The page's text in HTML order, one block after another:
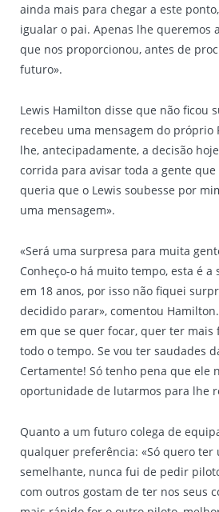
ainda mais para chegar a este
igualar o pai. Apenas lhe queremos
que nos proporcionou, antes de
futuro».
Lewis Hamilton disse que não ficou
recebeu uma mensagem do próprio
lhe, antecipadamente, a decisão
corrida para avisar toda a gente
queria que o Lewis soubesse por
uma mensagem».
«Será uma surpresa para muita
Conheço-o há muito tempo, esta é
em 18 anos, por isso não fiquei
decidido parar», comentou
em que se quer focar, quer ter mais
todo o tempo. Se vou ter saudades
Certamente! Só tenho pena que ele
oportunidade de lutarmos para lhe
Quanto a um futuro colega de
qualquer preferência: «Só quero ter
semelhante, nunca fui de pedir
com outros gostam de ter nos seus